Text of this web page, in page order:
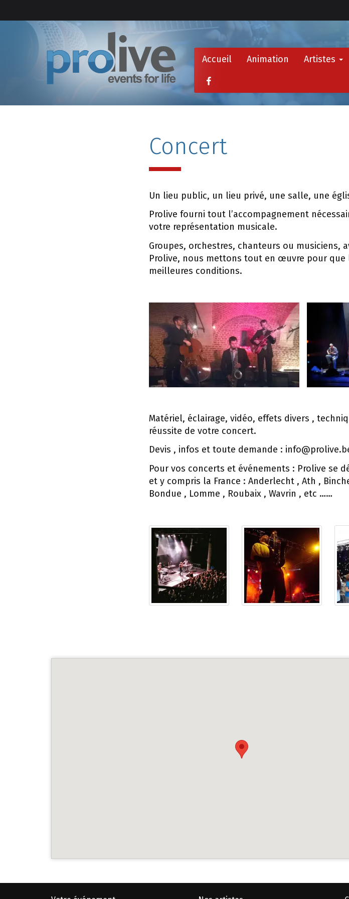
Accueil Animation Artistes
Concert
Un lieu public, un lieu privé, une salle, une
Prolive fourni tout l’accompagnement
votre représentation musicale.
Groupes, orchestres, chanteurs ou musiciens,
Prolive, nous mettons tout en œuvre pour que
meilleures conditions.
Matériel, éclairage, vidéo, effets divers ,
réussite de votre concert.
Devis , infos et toute demande :
Pour vos concerts et événements : Prolive se
et y compris la France : Anderlecht , Ath ,
Bondue , Lomme , Roubaix , Wavrin , etc ……